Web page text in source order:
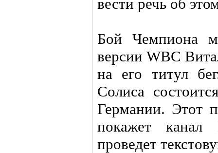
вести речь об
Бой Чемпиона
версии WBC
на его титул
Солиса
Германии. Этот
покажет канал
проведет